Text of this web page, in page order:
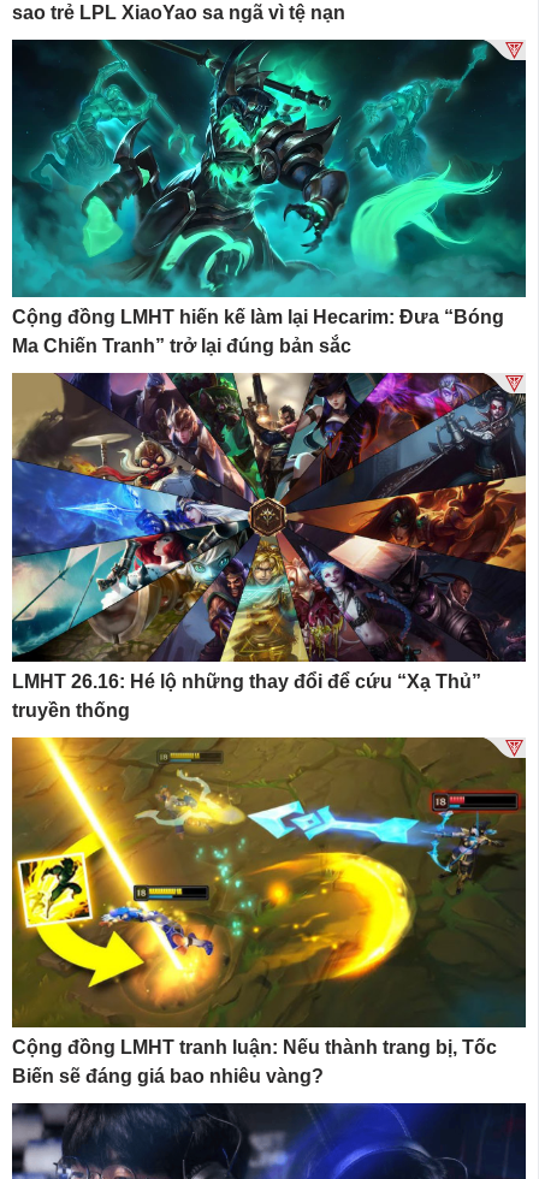
sao trẻ LPL XiaoYao sa ngã vì tệ nạn
Cộng đồng LMHT hiến kế làm lại Hecarim: Đưa “Bóng
Ma Chiến Tranh” trở lại đúng bản sắc
LMHT 26.16: Hé lộ những thay đổi để cứu “Xạ Thủ”
truyền thống
Cộng đồng LMHT tranh luận: Nếu thành trang bị, Tốc
Biến sẽ đáng giá bao nhiêu vàng?